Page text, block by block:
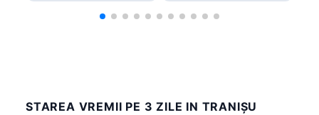
STAREA VREMII PE 3 ZILE IN TRANIŞU